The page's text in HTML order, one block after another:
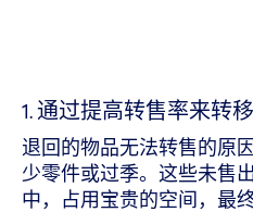
1. 通过提高转售率来转
退回的物品无法转售的原
少零件或过季。这些未售
中，占用宝贵的空间，最